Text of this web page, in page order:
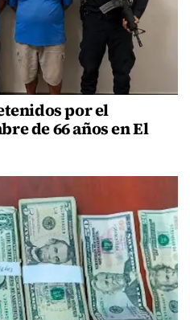
por el
de 66 años en El